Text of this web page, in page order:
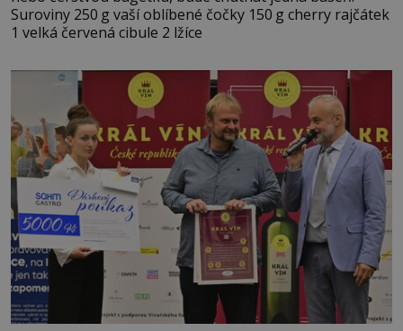
Suroviny 250 g vaší oblíbené čočky 150 g cherry rajčátek
1 velká červená cibule 2 lžíce